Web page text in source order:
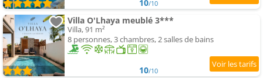
10/10
Villa O'Lhaya meublé 3***
Villa, 91 m²
8 personnes, 3 chambres, 2 salles de bains
10/10